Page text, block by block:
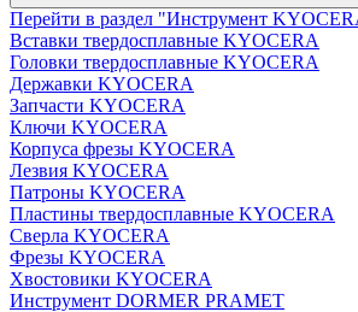
Перейти в раздел "Инструмент
Вставки твердосплавные KYOCERA
Головки твердосплавные KYOCERA
Державки KYOCERA
Запчасти KYOCERA
Ключи KYOCERA
Корпуса фрезы KYOCERA
Лезвия KYOCERA
Патроны KYOCERA
Пластины твердосплавные KYOCERA
Сверла KYOCERA
Фрезы KYOCERA
Хвостовики KYOCERA
Инструмент DORMER PRAMET